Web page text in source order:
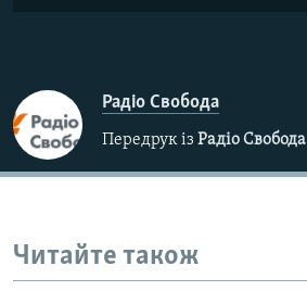
Радіо Свобода
Передрук із Радіо Свобода
Читайте також